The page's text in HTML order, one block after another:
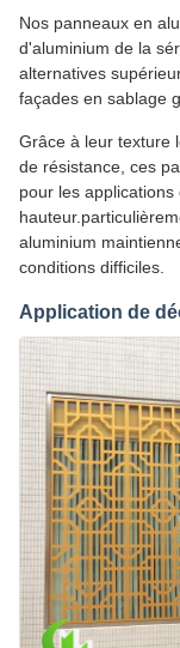
Nos panneaux en
d'aluminium de la
alternatives
façades en sablage
Grâce à leur texture
de résistance, ces
pour les
aluminium
conditions difficiles.
Application de